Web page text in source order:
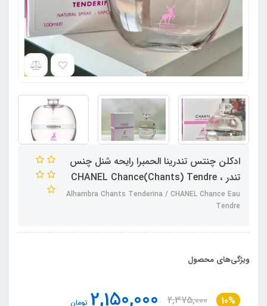
ادکلن چنتس تندرینا الحمبرا رایحه شنل چنس
تندر ، CHANEL Chance(Chants) Tendre
Alhambra Chants Tenderina / CHANEL Chance Eau
Tendre
ویژگی‌های محصول
10%
2,375,000 تومان